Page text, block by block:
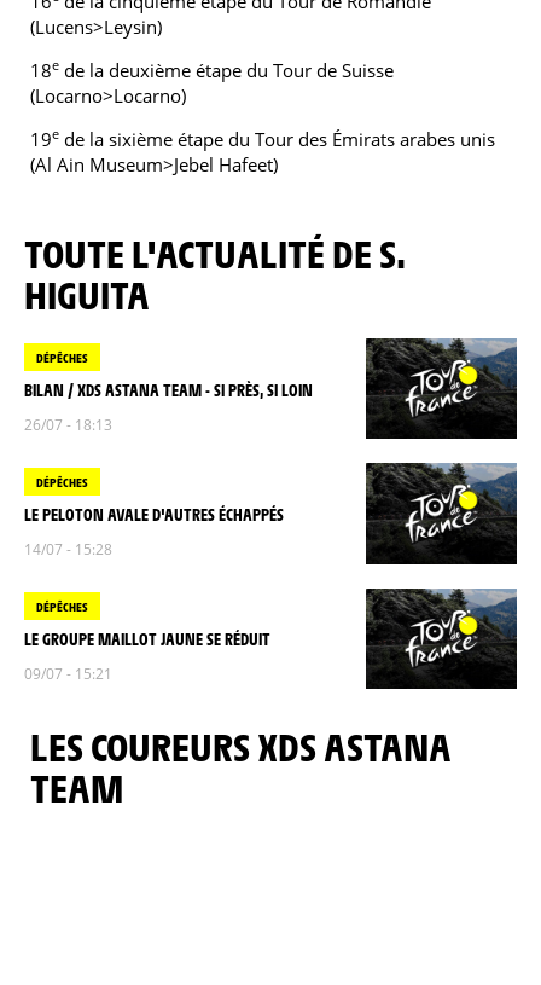
(Lucens>Leysin)
18e de la deuxième étape du Tour de Suisse
(Locarno>Locarno)
19e de la sixième étape du Tour des Émirats arabes unis
(Al Ain Museum>Jebel Hafeet)
TOUTE L'ACTUALITÉ DE S.
HIGUITA
DÉPÊCHES
BILAN / XDS ASTANA TEAM - SI PRÈS, SI LOIN
26/07 - 18:13
DÉPÊCHES
LE PELOTON AVALE D'AUTRES ÉCHAPPÉS
14/07 - 15:28
DÉPÊCHES
LE GROUPE MAILLOT JAUNE SE RÉDUIT
09/07 - 15:21
LES COUREURS XDS ASTANA
TEAM